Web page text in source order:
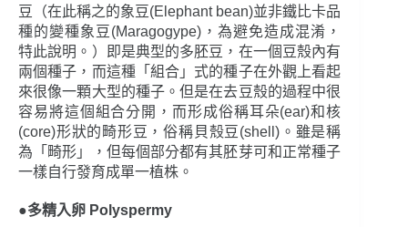
豆（在此稱之的象豆(Elephant bean)並非鐵比卡品
種的變種象豆(Maragogype)，為避免造成混淆，
特此說明。）即是典型的多胚豆，在一個豆殼內有
兩個種子，而這種「組合」式的種子在外觀上看起
來很像一顆大型的種子。但是在去豆殼的過程中很
容易將這個組合分開，而形成俗稱耳朵(ear)和核
(core)形狀的畸形豆，俗稱貝殼豆(shell)。雖是稱
為「畸形」，但每個部分都有其胚芽可和正常種子
一樣自行發育成單一植株。
●多精入卵 Polyspermy